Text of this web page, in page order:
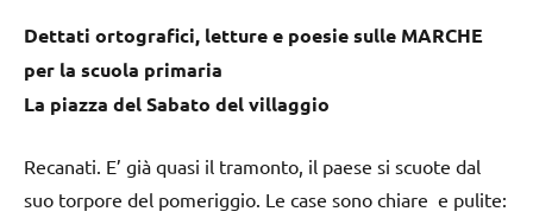
Dettati ortografici, letture e poesie sulle MARCHE
per la scuola primaria
La piazza del Sabato del villaggio
Recanati. E’ già quasi il tramonto, il paese si scuote dal
suo torpore del pomeriggio. Le case sono chiare e pulite: